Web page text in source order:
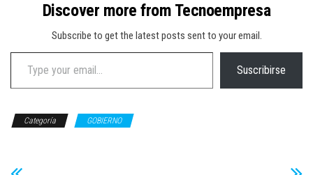
Discover more from Tecnoempresa
Subscribe to get the latest posts sent to your email.
Type your email…
Suscribirse
Categoría GOBIERNO